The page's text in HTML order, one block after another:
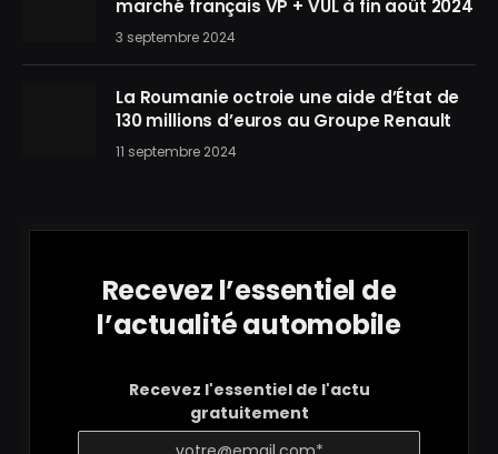
marché français VP + VUL à fin août 2024
3 septembre 2024
La Roumanie octroie une aide d’État de
130 millions d’euros au Groupe Renault
11 septembre 2024
Recevez l’essentiel de
l’actualité automobile
Recevez l'essentiel de l'actu
gratuitement